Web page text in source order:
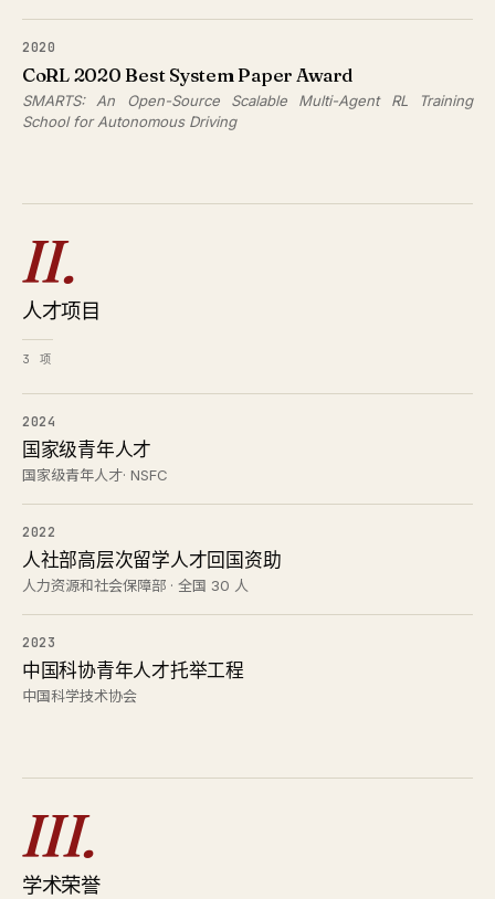
2020
CoRL 2020 Best System Paper Award
SMARTS: An Open-Source Scalable Multi-Agent RL Training
School for Autonomous Driving
II.
人才项目
3 项
2024
国家级青年人才
国家级青年人才· NSFC
2022
人社部高层次留学人才回国资助
人力资源和社会保障部 · 全国 30 人
2023
中国科协青年人才托举工程
中国科学技术协会
III.
学术荣誉